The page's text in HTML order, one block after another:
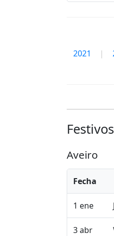
2021 |
Aveiro
Fecha
1 ene
3 abr